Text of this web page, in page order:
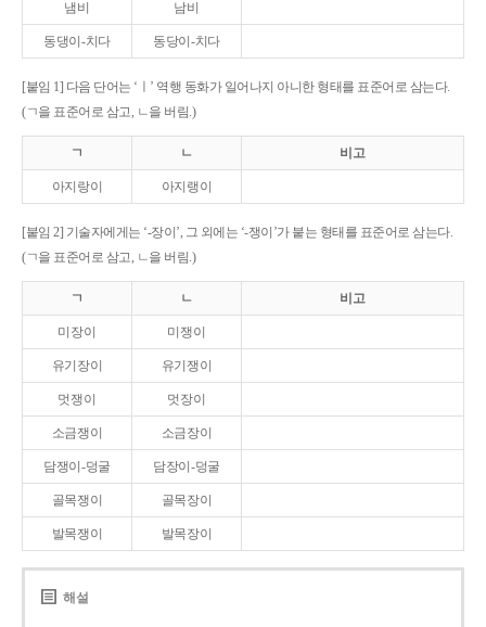
냄비 남비
동댕이-치다 동당이-치다
[붙임 1] 다음 단어는 ‘ㅣ’ 역행 동화가 일어나지 아니한 형태를 표준어로 삼는다.
(ㄱ을 표준어로 삼고, ㄴ을 버림.)
ㄱ ㄴ 비고
아지랑이 아지랭이
[붙임 2] 기술자에게는 ‘-장이’, 그 외에는 ‘-쟁이’가 붙는 형태를 표준어로 삼는다.
(ㄱ을 표준어로 삼고, ㄴ을 버림.)
ㄱ ㄴ 비고
미장이 미쟁이
유기장이 유기쟁이
멋쟁이 멋장이
소금쟁이 소금장이
담쟁이-덩굴 담장이-덩굴
골목쟁이 골목장이
발목쟁이 발목장이
해설